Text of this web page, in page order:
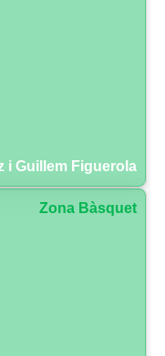
i Guillem Figuerola
Zona Bàsquet